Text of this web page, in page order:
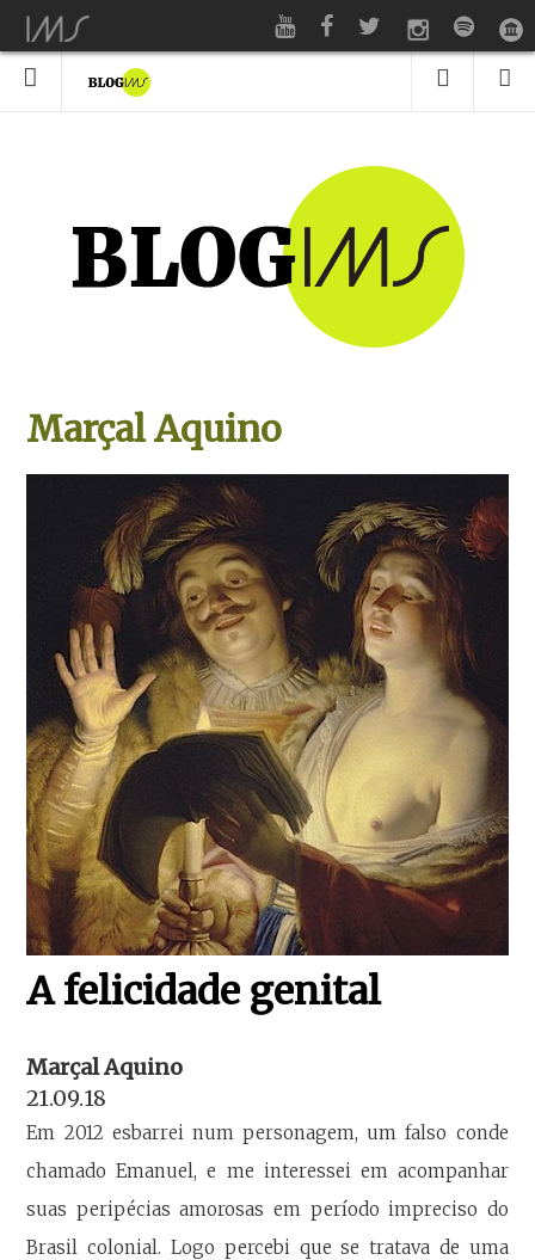
Marçal Aquino
A felicidade genital
Marçal Aquino
21.09.18
Em 2012 esbarrei num personagem, um falso conde
chamado Emanuel, e me interessei em acompanhar
suas peripécias amorosas em período impreciso do
Brasil colonial. Logo percebi que se tratava de uma